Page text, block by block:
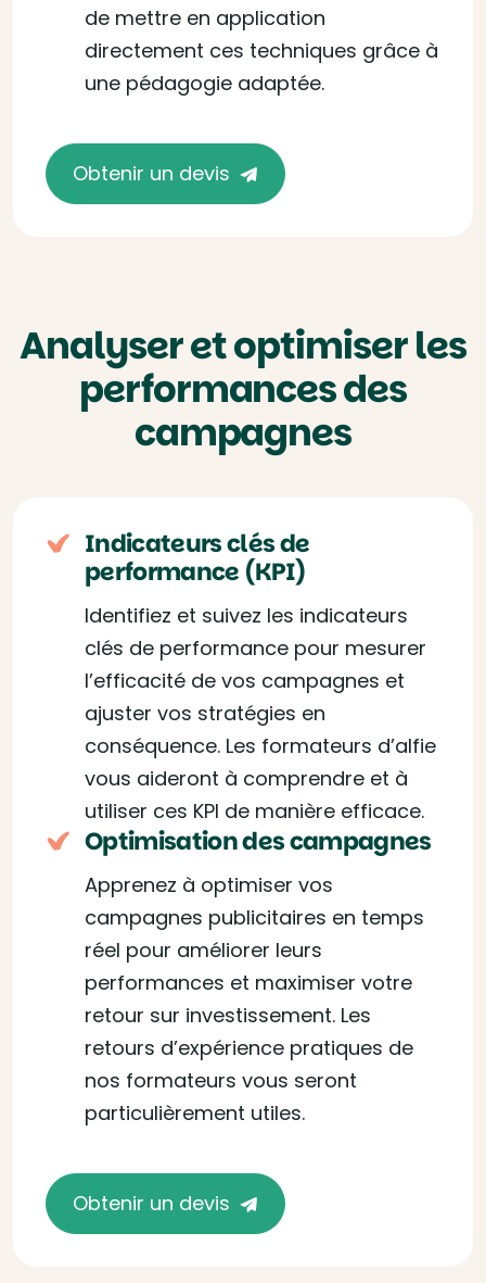
de mettre en application
directement ces techniques grâce à
une pédagogie adaptée.
Obtenir un devis
Analyser et optimiser les
performances des
campagnes
Indicateurs clés de
performance (KPI)
Identifiez et suivez les indicateurs
clés de performance pour mesurer
l’efficacité de vos campagnes et
ajuster vos stratégies en
conséquence. Les formateurs d’alfie
vous aideront à comprendre et à
utiliser ces KPI de manière efficace.
Optimisation des campagnes
Apprenez à optimiser vos
campagnes publicitaires en temps
réel pour améliorer leurs
performances et maximiser votre
retour sur investissement. Les
retours d’expérience pratiques de
nos formateurs vous seront
particulièrement utiles.
Obtenir un devis